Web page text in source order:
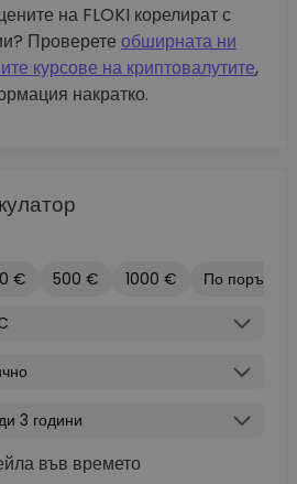
на FLOKI корелират с
Проверете обширната ни
курсове на криптовалутите,
накратко.
€ 500 € 1000 €
По поръчка
3 години
във времето